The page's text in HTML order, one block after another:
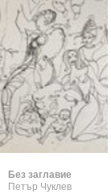
Без заглавие
Петър Чуклев